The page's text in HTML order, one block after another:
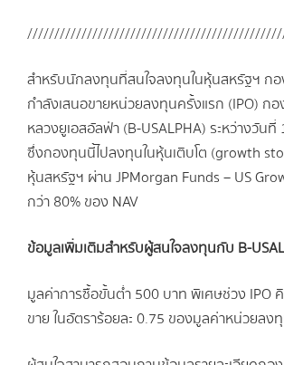
สำหรับนักลงทุนที่สนใจลงทุนในหุ้นสหรัฐฯ ก
กำลังเสนอขายหน่วยลงทุนครั้งแรก (IPO) ก
หลวงยูเอสอัลฟ่า (B-USALPHA) ระหว่างวัน
ซึ่งกองทุนนี้ไปลงทุนในหุ้นเติบโต (growth
หุ้นสหรัฐฯ ผ่าน JPMorgan Funds – US
กว่า 80% ของ NAV
ข้อมูลเพิ่มเติมสำหรับผู้สนใจลงทุนกับ B-
มูลค่าการซื้อขั้นต่ำ 500 บาท พิเศษช่วง IPO
ขาย ในอัตราร้อยละ 0.75 ของมูลค่าหน่วยลง